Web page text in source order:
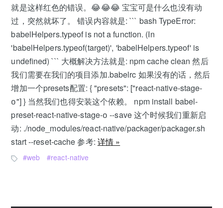
就是这样红色的错误。😂😂😂 宝宝可是什么也没有动
过，突然就坏了。 错误内容就是: ``` bash TypeError:
babelHelpers.typeof is not a function. (In
'babelHelpers.typeof(target)', 'babelHelpers.typeof' is
undefined) ``` 大概解决方法就是: npm cache clean 然后
我们需要在我们的项目添加.babelrc 如果没有的话，然后
增加一个presets配置: { "presets": ["react-native-stage-
0"] } 当然我们也得安装这个依赖。 npm install babel-
preset-react-native-stage-0 --save 这个时候我们重新启
动: ./node_modules/react-native/packager/packager.sh
start --reset-cache 参考: 详情 »
web react-native